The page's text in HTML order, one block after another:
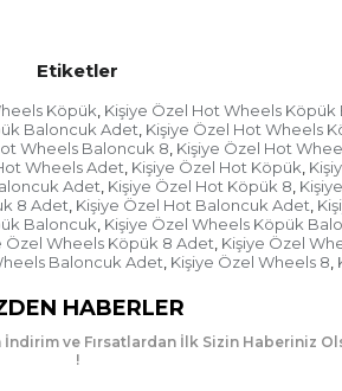
- Ürünü teslim
kontrol edin. Herhangi
"hasar tespit tutanağı"
kendisine teslim edin.
Hot Wheels Kişiye
Doğum günü
bir inceliktir hem de
güzeldir. Hot Wheels
üzerine çocuğunuzun
hediye verebilirsiniz.
Etiketler
Köpük, Kişiye Özel Hot Wheels Köpük
Baloncuk Adet, Kişiye Özel Hot Wheels
Wheels Baloncuk 8, Kişiye Özel Hot
Wheels Adet, Kişiye Özel Hot Köpük,
Adet, Kişiye Özel Hot Köpük 8,
8 Adet, Kişiye Özel Hot Baloncuk Adet,
Baloncuk, Kişiye Özel Wheels Köpük
Özel Wheels Köpük 8 Adet, Kişiye Özel
Baloncuk Adet, Kişiye Özel Wheels 8,
HABERLER
ve Fırsatlardan İlk Sizin Haberiniz
!